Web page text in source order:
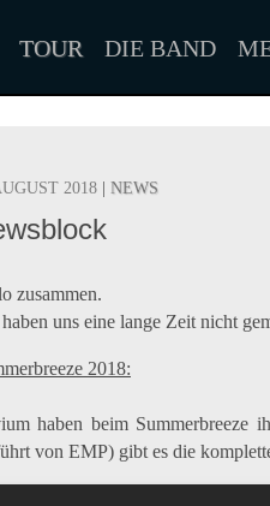
TOUR DIE BAND
2018 NEWS
zusammen.
uns eine lange Zeit nicht
2018:
haben beim Summerbreeze
von EMP) gibt es die